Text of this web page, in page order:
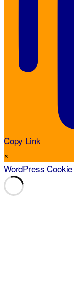
Copy Link
×
WordPress